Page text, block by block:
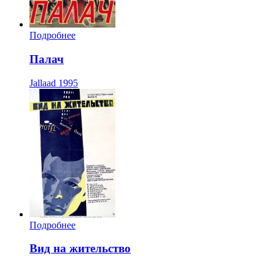
Подробнее
Палач
Jallaad 1995
Подробнее
Вид на жительство